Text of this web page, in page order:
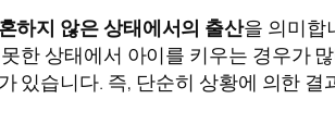
하지 않은 상태에서의 출산을 의미합
한 상태에서 아이를 키우는 경우가
있습니다. 즉, 단순히 상황에 의한